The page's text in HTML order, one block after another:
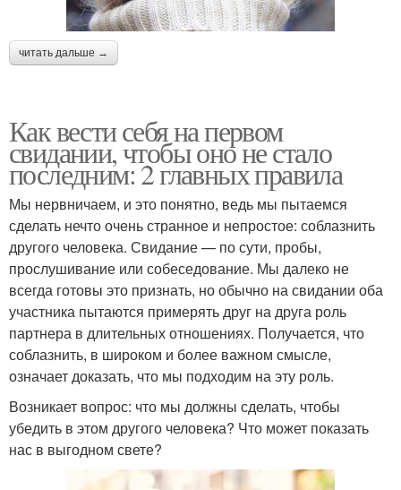
читать дальше →
Как вести себя на первом
свидании, чтобы оно не стало
последним: 2 главных правила
Мы нервничаем, и это понятно, ведь мы пытаемся
сделать нечто очень странное и непростое: соблазнить
другого человека. Свидание — по сути, пробы,
прослушивание или собеседование. Мы далеко не
всегда готовы это признать, но обычно на свидании оба
участника пытаются примерять друг на друга роль
партнера в длительных отношениях. Получается, что
соблазнить, в широком и более важном смысле,
означает доказать, что мы подходим на эту роль.
Возникает вопрос: что мы должны сделать, чтобы
убедить в этом другого человека? Что может показать
нас в выгодном свете?